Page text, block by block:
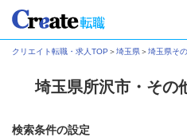
クリエイト転職・求人TOP ＞埼玉県＞埼玉県そ
埼玉県所沢市・その
検索条件の設定